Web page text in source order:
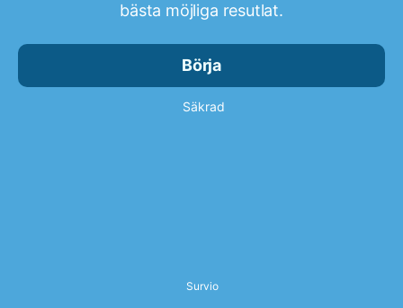
bästa möjliga resutlat.
Börja
Säkrad
Survio